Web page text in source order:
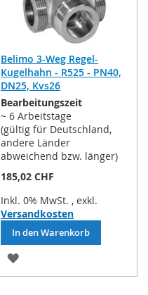
Belimo 3-Weg Regel-
Kugelhahn - R525 - PN40,
DN25, Kvs26
Bearbeitungszeit
~ 6 Arbeitstage
(gültig für Deutschland,
andere Länder
abweichend bzw. länger)
185,02 CHF
Inkl. 0% MwSt. , exkl.
Versandkosten
In den Warenkorb
ZUR
WUNSCHLISTE